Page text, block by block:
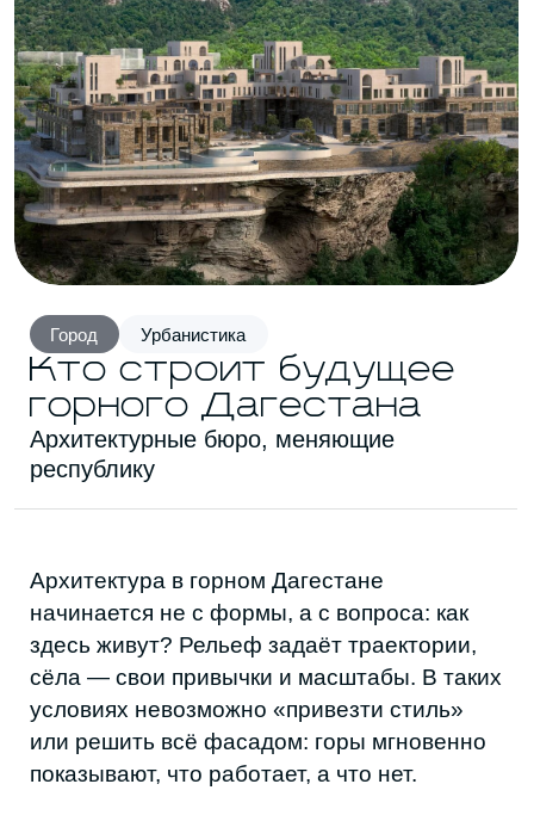
Кто строит будущее
горного Дагестана
Архитектурные бюро, меняющие
Город Урбанистика
Архитектура в горном Дагестане
начинается не с формы, а с вопроса: как
здесь живут? Рельеф задаёт траектории,
сёла — свои привычки и масштабы. В таких
или решить всё фасадом: горы мгновенно
Горы создают стиль, который не может
появиться ни в одной школе архитектуры.
Здесь не выучишься у мастера — только у
местности. Каждый склон, поток воды,
архитектору остаётся не придумывать, а
слышать.